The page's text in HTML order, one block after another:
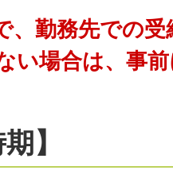
、勤務先での
い場合は、事
】